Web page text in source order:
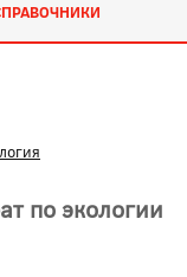
по экологии